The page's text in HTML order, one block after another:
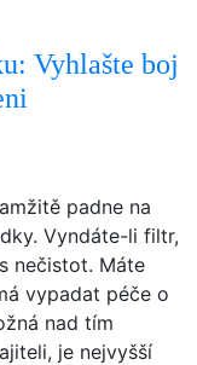
Vyhlašte boj
padne na
Vyndáte-li filtr,
nečistot. Máte
vypadat péče o
nad tím
je nejvyšší